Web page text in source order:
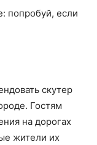
скутер
Гостям
на дорогах
жители их